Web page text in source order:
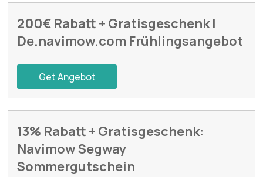
200€ Rabatt + Gratisgeschenk |
De.navimow.com Frühlingsangebot
Get Angebot
13% Rabatt + Gratisgeschenk:
Navimow Segway
Sommergutschein